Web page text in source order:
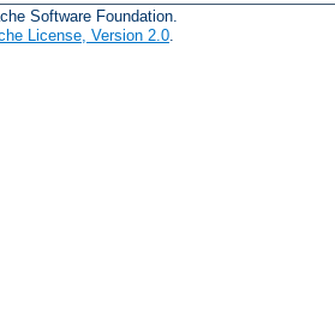
Software Foundation.
License, Version 2.0.